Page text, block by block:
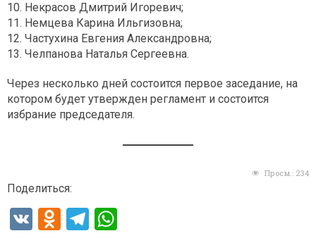
10. Некрасов Дмитрий Игоревич;
11. Немцева Карина Ильгизовна;
12. Частухина Евгения Александровна;
13. Челпанова Наталья Сергеевна.
Через несколько дней состоится первое заседание, на
котором будет утвержден регламент и состоится
избрание председателя.
Просм.: 234
Поделиться:
V
O
T